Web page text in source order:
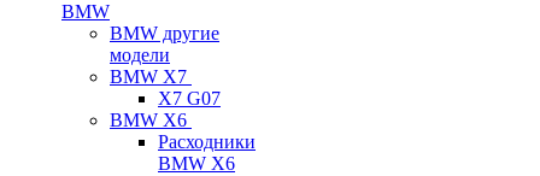
BMW
BMW другие
модели
BMW X7
X7 G07
BMW X6
Расходники
BMW X6